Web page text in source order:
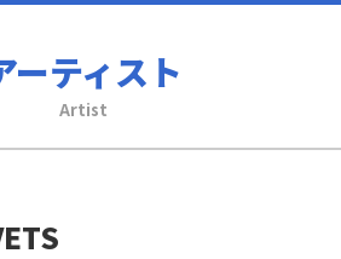
ーティスト
Artist